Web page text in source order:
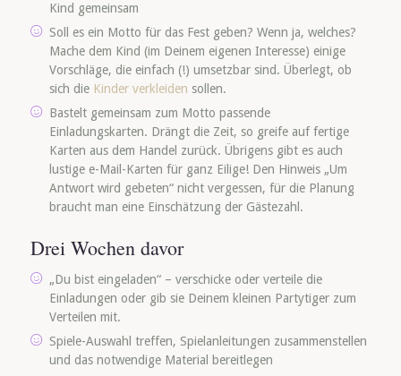
Kind gemeinsam
Soll es ein Motto für das Fest geben? Wenn ja, welches?
Mache dem Kind (im Deinem eigenen Interesse) einige
Vorschläge, die einfach (!) umsetzbar sind. Überlegt, ob
sich die Kinder verkleiden sollen.
Bastelt gemeinsam zum Motto passende
Einladungskarten. Drängt die Zeit, so greife auf fertige
Karten aus dem Handel zurück. Übrigens gibt es auch
lustige e-Mail-Karten für ganz Eilige! Den Hinweis „Um
Antwort wird gebeten“ nicht vergessen, für die Planung
braucht man eine Einschätzung der Gästezahl.
Drei Wochen davor
„Du bist eingeladen“ – verschicke oder verteile die
Einladungen oder gib sie Deinem kleinen Partytiger zum
Verteilen mit.
Spiele-Auswahl treffen, Spielanleitungen zusammenstellen
und das notwendige Material bereitlegen